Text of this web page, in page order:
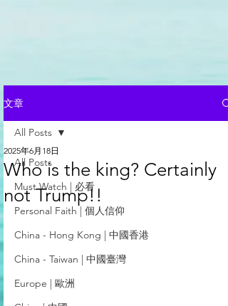
文章
All Posts
Must Watch | 必看
Personal Faith | 個人信仰
China - Hong Kong | 中國香港
China - Taiwan | 中國臺灣
Europe | 歐洲
All Posts
Who is the king? Certainly
not Trump!!
2025年6月18日